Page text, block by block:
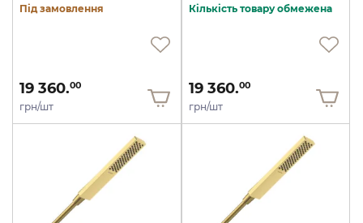
Під замовлення
19 360.00
грн/шт
Кількість товару обмежена
19 360.00
грн/шт